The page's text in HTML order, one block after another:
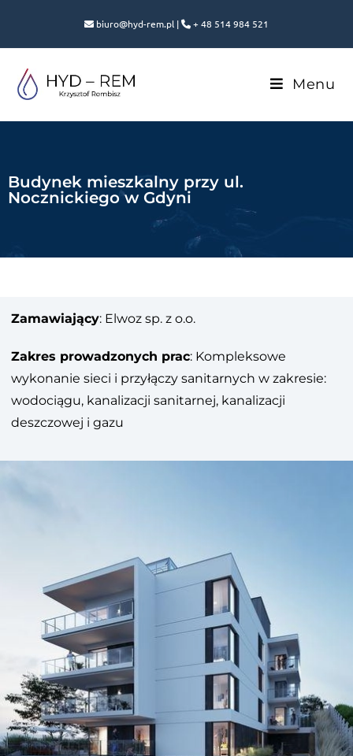
biuro@hyd-rem.pl | + 48 514 984 521
Menu
Budynek mieszkalny przy ul.
Nocznickiego w Gdyni
Zamawiający: Elwoz sp. z o.o.
Zakres prowadzonych prac: Kompleksowe
wykonanie sieci i przyłączy sanitarnych w zakresie:
wodociągu, kanalizacji sanitarnej, kanalizacji
deszczowej i gazu